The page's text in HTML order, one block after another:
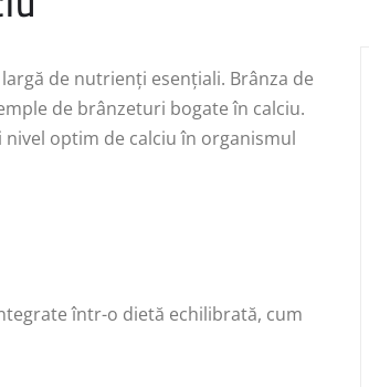
de nutrienți esențiali. Brânza de
de brânzeturi bogate în calciu.
optim de calciu în organismul
într-o dietă echilibrată, cum